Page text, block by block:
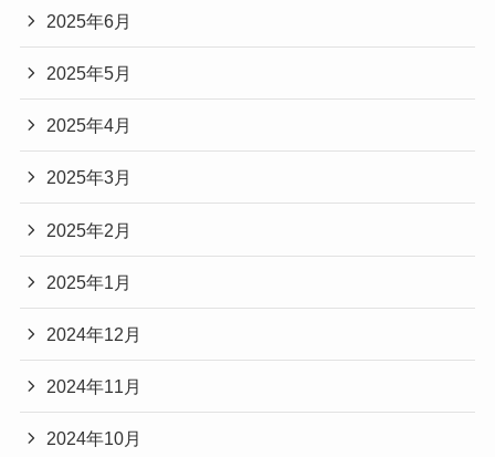
2025年6月
2025年5月
2025年4月
2025年3月
2025年2月
2025年1月
2024年12月
2024年11月
2024年10月